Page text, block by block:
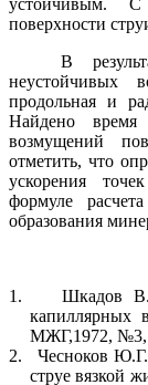
поверхности
В
неустойчивых
продольная и
Найдено время
возмущений
отметить, что
ускорения
формуле
образования
1.
Шкадов
МЖГ,1972, №3,
2.
Чесноков
струе вязкой